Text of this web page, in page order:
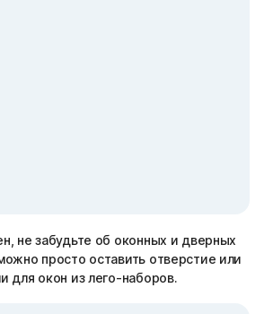
не забудьте об оконных и дверных
просто оставить отверстие или
для окон из лего-наборов.